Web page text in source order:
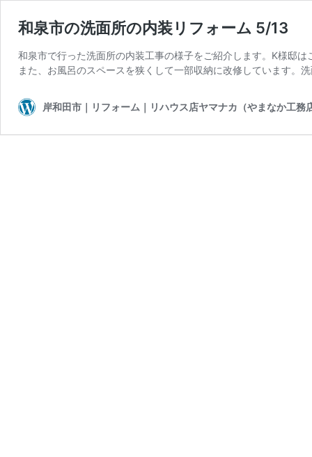
和泉市の洗面所の内装リフォーム 5/13
和泉市で行った洗面所の内装工事の様子をご紹介します。K様邸
また、お風呂のスペースを狭くして一部収納に改修しています。
岸和田市｜リフォーム｜リハウス店ヤマナカ（やまなか工務